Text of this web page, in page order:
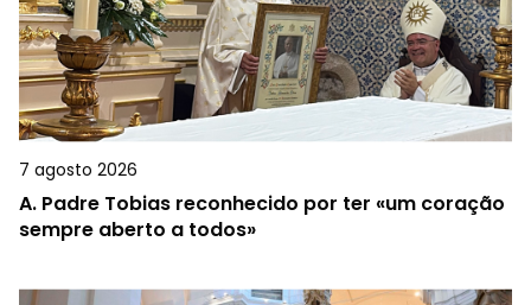
7 agosto 2026
A. Padre Tobias reconhecido por ter «um coração
sempre aberto a todos»